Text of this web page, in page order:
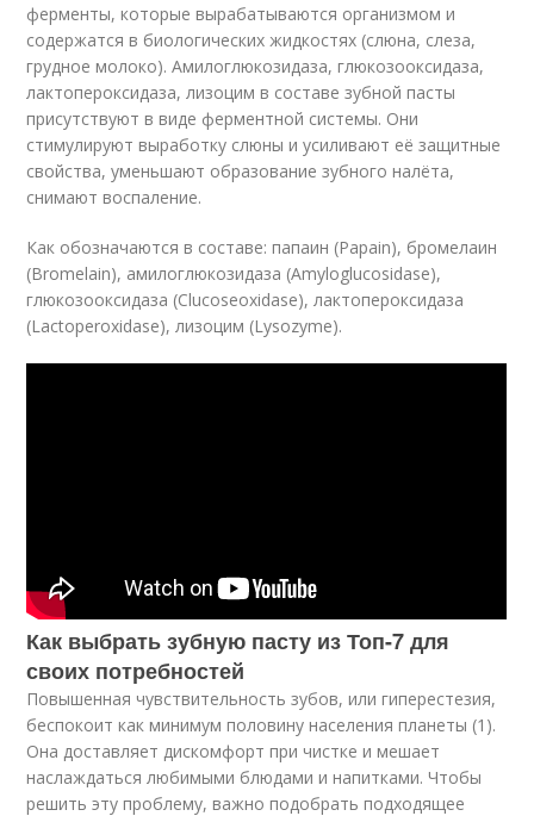
ферменты, которые вырабатываются организмом и
содержатся в биологических жидкостях (слюна, слеза,
грудное молоко). Амилоглюкозидаза, глюкозооксидаза,
лактопероксидаза, лизоцим в составе зубной пасты
присутствуют в виде ферментной системы. Они
стимулируют выработку слюны и усиливают её защитные
свойства, уменьшают образование зубного налёта,
снимают воспаление.
Как обозначаются в составе: папаин (Papain), бромелаин
(Bromelain), амилоглюкозидаза (Amyloglucosidase),
глюкозооксидаза (Clucoseoxidase), лактопероксидаза
(Lactoperoxidase), лизоцим (Lysozyme).
Как выбрать зубную пасту из Топ-7 для
своих потребностей
Повышенная чувствительность зубов, или гиперестезия,
беспокоит как минимум половину населения планеты (1).
Она доставляет дискомфорт при чистке и мешает
наслаждаться любимыми блюдами и напитками. Чтобы
решить эту проблему, важно подобрать подходящее